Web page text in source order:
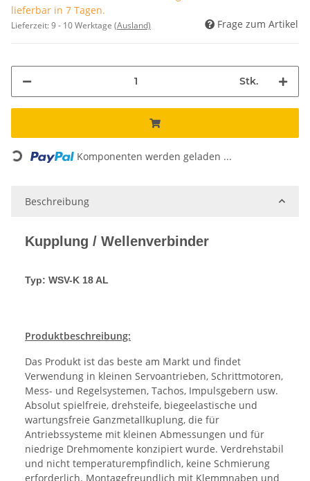
lieferbar in 7 Tagen.
Lieferzeit:9 - 10 Werktage (Ausland) Frage zum Artikel
Stk.
Loading... Komponenten werden geladen ...
Beschreibung
Kupplung / Wellenverbinder
Typ: WSV-K 18 AL
Produktbeschreibung:
Das Produkt ist das beste am Markt und findet
Verwendung in kleinen Servoantrieben, Schrittmotoren,
Mess- und Regelsystemen, Tachos, Impulsgebern usw.
Absolut spielfreie, drehsteife, biegeelastische und
wartungsfreie Ganzmetallkuplung, die für
Antriebssysteme mit kleinen Abmessungen und für
niedrige Drehmomente konzipiert wurde. Verdrehstabil
und nicht temperaturempfindlich, keine Schmierung
erforderlich. Montagefreundlich mit Klemmnaben und